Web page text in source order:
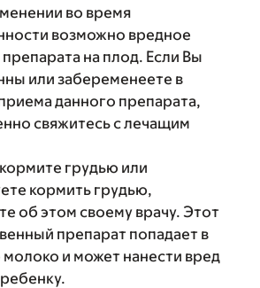
во время
возможно вредное
на плод. Если Вы
или забеременеете в
данного препарата,
свяжитесь с лечащим
грудью или
кормить грудью,
об этом своему врачу. Этот
препарат попадает в
молоко и может нанести вред